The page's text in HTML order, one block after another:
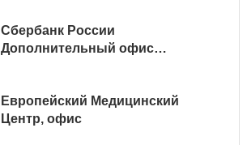
Сбербанк России
Дополнительный офис
Европейский Медицинский
Центр, офис